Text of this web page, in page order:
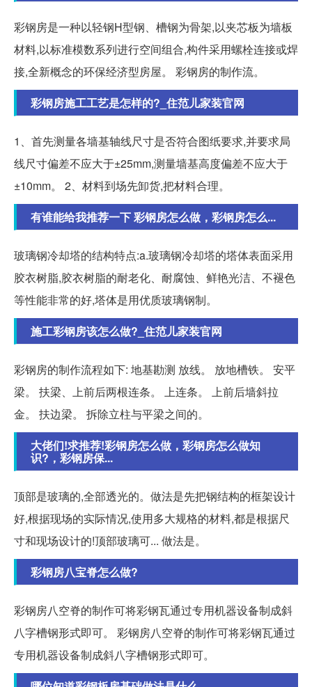
彩钢房是一种以轻钢H型钢、槽钢为骨架,以夹芯板为墙板
材料,以标准模数系列进行空间组合,构件采用螺栓连接或焊
接,全新概念的环保经济型房屋。 彩钢房的制作流。
彩钢房施工工艺是怎样的?_住范儿家装官网
1、首先测量各墙基轴线尺寸是否符合图纸要求,并要求局
线尺寸偏差不应大于±25mm,测量墙基高度偏差不应大于
±10mm。 2、材料到场先卸货,把材料合理。
有谁能给我推荐一下 彩钢房怎么做，彩钢房怎么...
玻璃钢冷却塔的结构特点:a.玻璃钢冷却塔的塔体表面采用
胶衣树脂,胶衣树脂的耐老化、耐腐蚀、鲜艳光洁、不褪色
等性能非常的好,塔体是用优质玻璃钢制。
施工彩钢房该怎么做?_住范儿家装官网
彩钢房的制作流程如下: 地基勘测 放线。 放地槽铁。 安平
梁。 扶梁、上前后两根连条。 上连条。 上前后墙斜拉
金。 扶边梁。 拆除立柱与平梁之间的。
大佬们!求推荐!彩钢房怎么做，彩钢房怎么做知
识?，彩钢房保...
顶部是玻璃的,全部透光的。做法是先把钢结构的框架设计
好,根据现场的实际情况,使用多大规格的材料,都是根据尺
寸和现场设计的!顶部玻璃可... 做法是。
彩钢房八宝脊怎么做?
彩钢房八空脊的制作可将彩钢瓦通过专用机器设备制成斜
八字槽钢形式即可。 彩钢房八空脊的制作可将彩钢瓦通过
专用机器设备制成斜八字槽钢形式即可。